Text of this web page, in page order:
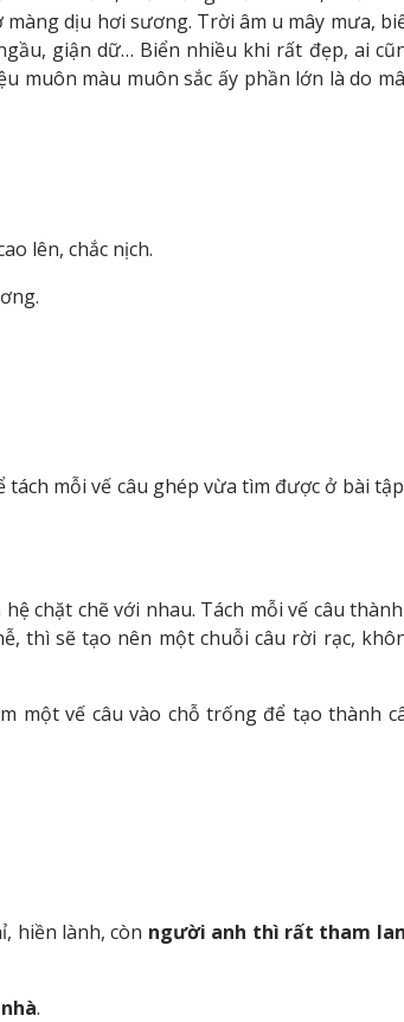
dịu hơi sương. Trời âm u mây mưa,
giận dữ… Biển nhiều khi rất đẹp, ai
muôn màu muôn sắc ấy phần lớn là do
lên, chắc nịch.
tách mỗi vế câu ghép vừa tìm được ở bài
chặt chẽ với nhau. Tách mỗi vế câu
thì sẽ tạo nên một chuỗi câu rời rạc,
một vế câu vào chỗ trống để tạo thành
hiền lành, còn người anh thì rất tham
.